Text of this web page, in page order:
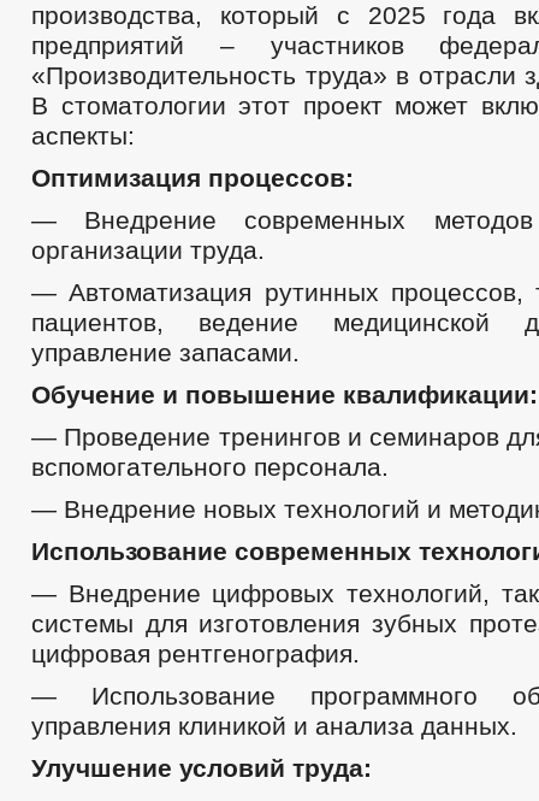
производства, который с 2025 года
предприятий – участников
«Производительность труда» в отрасли
В стоматологии этот проект может
аспекты:
Оптимизация процессов:
— Внедрение современных
организации труда.
— Автоматизация рутинных процессов,
пациентов, ведение медицинской
управление запасами.
Обучение и повышение квалификации:
— Проведение тренингов и семинаров
вспомогательного персонала.
— Внедрение новых технологий и
Использование современных
— Внедрение цифровых технологий,
системы для изготовления зубных
цифровая рентгенография.
— Использование программного
управления клиникой и анализа данных.
Улучшение условий труда: